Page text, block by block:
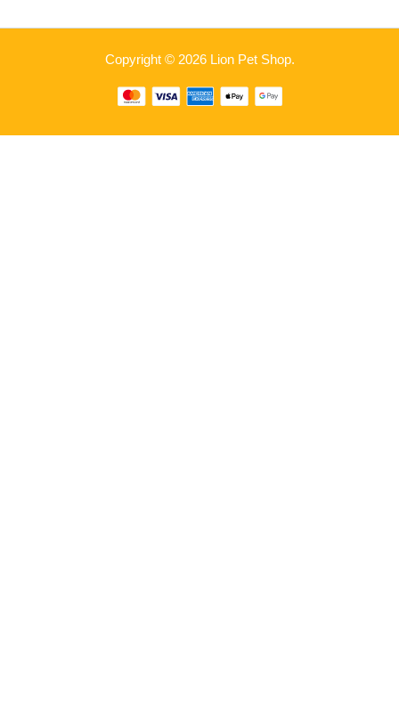
Copyright © 2026 Lion Pet Shop.